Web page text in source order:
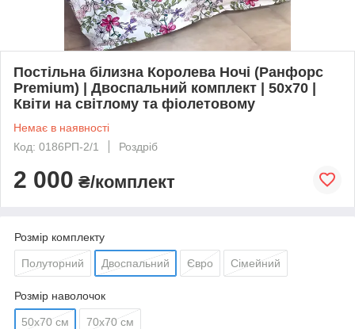
Постільна білизна Королева Ночі (Ранфорс
Premium) | Двоспальний комплект | 50х70 |
Квіти на світлому та фіолетовому
Немає в наявності
Код: 0186РП-2/1
Роздріб
2 000 ₴/комплект
Розмір комплекту
Полуторний Двоспальний Євро Сімейний
Розмір наволочок
50х70 см 70х70 см